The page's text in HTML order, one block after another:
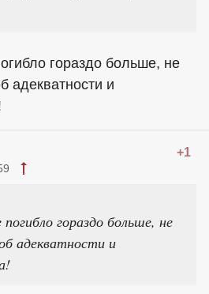
гораздо больше, не
адекватности и
+1
гораздо больше, не
адекватности и